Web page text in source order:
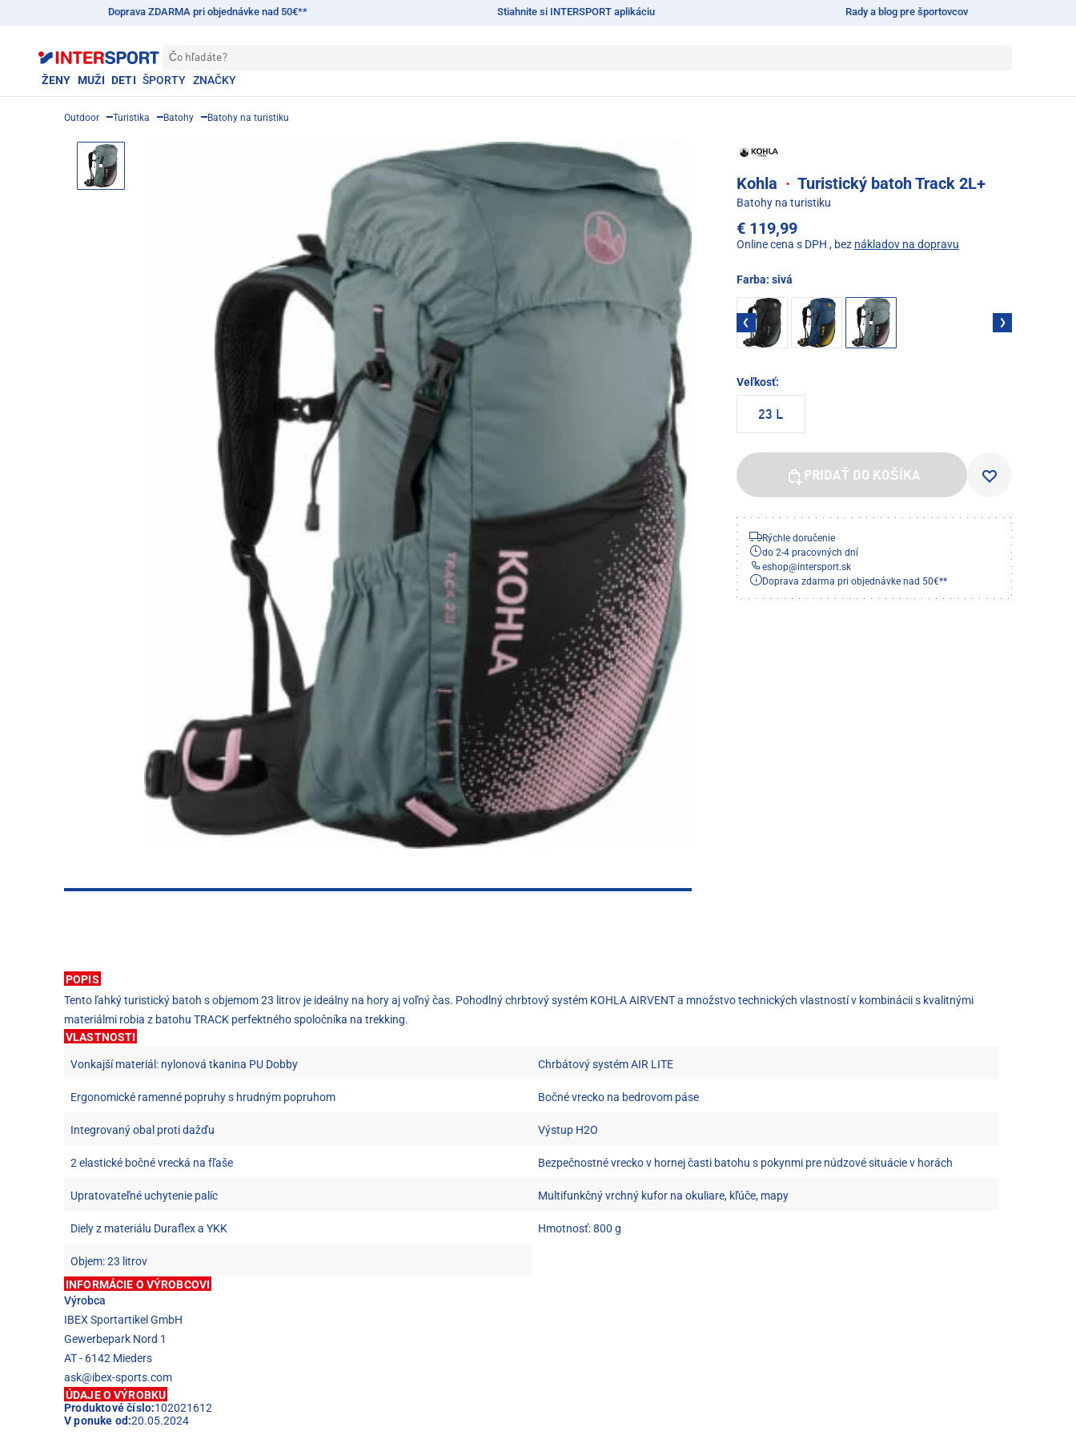
Doprava ZDARMA pri objednávke nad 50€** Stiahnite si INTERSPORT aplikáciu Rady a blog pre športovcov
Čo hľadáte?
ŽENY MUŽI DETI ŠPORTY ZNAČKY
Outdoor Turistika Batohy Batohy na turistiku
Kohla · Turistický batoh Track 2L+
Batohy na turistiku
€ 119,99
Online cena s DPH , bez nákladov na dopravu
Farba: sivá
Veľkosť:
23 L
PRIDAŤ DO KOŠÍKA
Rýchle doručenie
do 2-4 pracovných dní
eshop@intersport.sk
Doprava zdarma pri objednávke nad 50€**
POPIS
Tento ľahký turistický batoh s objemom 23 litrov je ideálny na hory aj voľný čas. Pohodlný chrbtový systém KOHLA AIRVENT a množstvo technických vlastností v kombinácii s kvalitnými
materiálmi robia z batohu TRACK perfektného spoločníka na trekking.
VLASTNOSTI
Vonkajší materiál: nylonová tkanina PU Dobby Chrbátový systém AIR LITE
Ergonomické ramenné popruhy s hrudným popruhom Bočné vrecko na bedrovom páse
Integrovaný obal proti dažďu Výstup H2O
2 elastické bočné vrecká na fľaše Bezpečnostné vrecko v hornej časti batohu s pokynmi pre núdzové situácie v horách
Upratovateľné uchytenie palíc Multifunkčný vrchný kufor na okuliare, kľúče, mapy
Diely z materiálu Duraflex a YKK Hmotnosť: 800 g
Objem: 23 litrov
INFORMÁCIE O VÝROBCOVI
Výrobca
IBEX Sportartikel GmbH
Gewerbepark Nord 1
AT - 6142 Mieders
ask@ibex-sports.com
ÚDAJE O VÝROBKU
Produktové číslo:102021612
V ponuke od:20.05.2024